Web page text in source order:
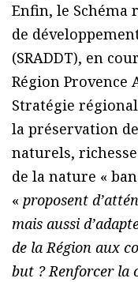
Enfin, le Schéma
de
(SRADDT), en
Région Provence
Stratégie
la préservation
naturels,
de la nature «
« proposent
mais aussi
de la Région aux
but ? Renforcer la